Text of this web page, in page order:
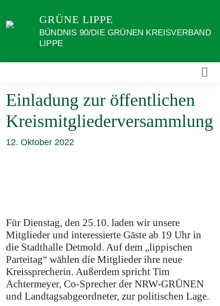
zum
GRÜNE LIPPE
BÜNDNIS 90/DIE GRÜNEN KREISVERBAND
LIPPE
Einladung zur öffentlichen
Kreismitgliederversammlung
12. Oktober 2022
Für Dienstag, den 25.10. laden wir unsere
Mitglieder und interessierte Gäste ab 19 Uhr in
die Stadthalle Detmold. Auf dem „lippischen
Parteitag“ wählen die Mitglieder ihre neue
Kreissprecherin. Außerdem spricht Tim
Achtermeyer, Co-Sprecher der NRW-GRÜNEN
und Landtagsabgeordneter, zur politischen Lage.